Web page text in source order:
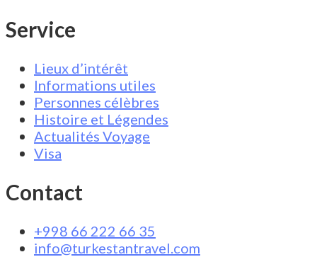
Service
Lieux d’intérêt
Informations utiles
Personnes célèbres
Histoire et Légendes
Actualités Voyage
Visa
Contact
+998 66 222 66 35
info@turkestantravel.com